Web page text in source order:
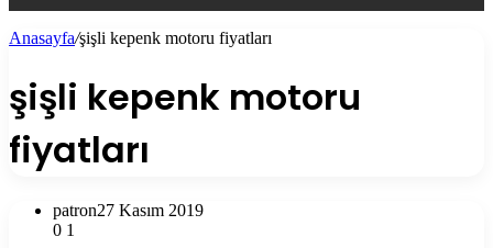
Anasayfa/şişli kepenk motoru fiyatları
şişli kepenk motoru
fiyatları
patron27 Kasım 2019
0 1